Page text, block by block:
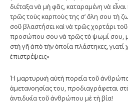
διέταξα νὰ μὴ φᾶς, καταραμένη νὰ
τρῶς τοὺς καρποὺς της σ’ ὅλη σου τὴ
σοῦ βλαστήσει καὶ νὰ τρῶς χορτάρι
προσώπου σου νὰ τρῶς τὸ ψωμί σου,
στὴ γῆ ἀπὸ τὴν ὁποία πλάστηκες,
ἐπιστρέψεις»
Ἡ μαρτυρικὴ αὐτὴ πορεία τοῦ
ἀμετανοησίας του, προδιαγράφεται
ἀντιδικία τοῦ ἀνθρώπου μὲ τὴ βία!